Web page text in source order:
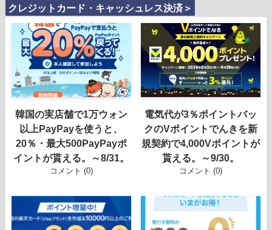
クレジットカード・キャッシュレス決済＞
韓国の実店舗で1万ウォン
以上PayPayを使うと、
20％・最大500PayPayポ
イントが貰える。～8/31。
コメント (0)
電気代が3％ポイントバッ
クのVポイントでんきを新
規契約で4,000Vポイントが
貰える。～9/30。
コメント (0)